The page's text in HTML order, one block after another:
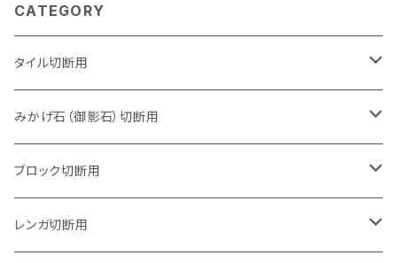
CATEGORY
タイル切断用
105mm（4インチ）
125mm（5インチ）
グラインダー取付用
みかげ石（御影石）切断用
105mm（4インチ）
セグメントタイプ
125mm（5インチ）
ブロック切断用
105mm（4インチ）
レンガ切断用